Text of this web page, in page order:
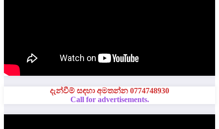
දැන්වීම් සඳහා අමතන්න 0774748930
Call for advertisements.